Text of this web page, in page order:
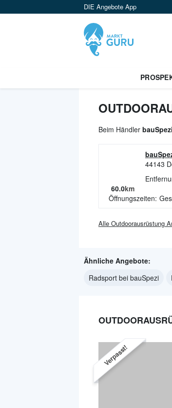
DIE Angebote App
Beim Händler bauSpezi
44143
60.0km
Öffnungszeiten:
Alle Outdoorausrüstung
Ähnliche Angebote:
Radsport bei bauSpezi
Verpasst!